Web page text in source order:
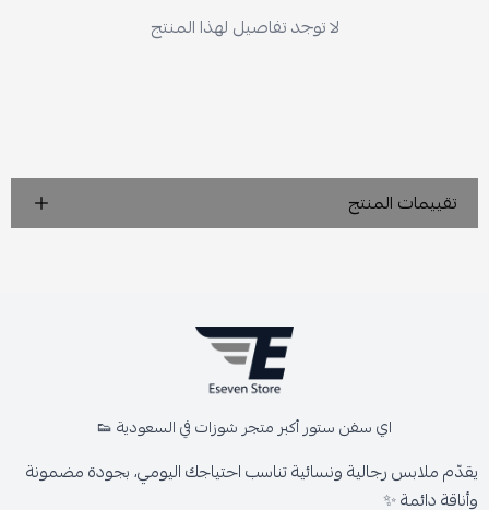
لا توجد تفاصيل لهذا المنتج
تقييمات المنتج
اي سفن ستور أكبر متجر شوزات في السعودية 👟
يقدّم ملابس رجالية ونسائية تناسب احتياجك اليومي، بجودة مضمونة
وأناقة دائمة ✨